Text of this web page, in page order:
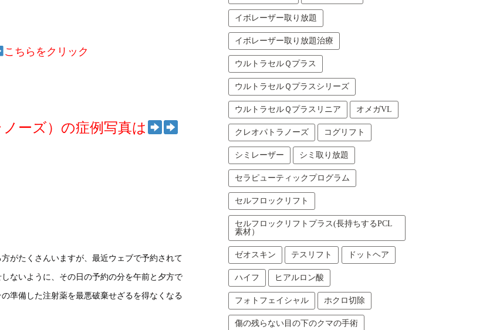
こちらをクリック
ーズ）の症例写真は
がたくさんいますが、最近ウェブで予約されて
ないように、その日の予約の分を午前と夕方で
準備した注射薬を最悪破棄せざるを得なくなる
イボレーザー取り放題
イボレーザー取り放題治療
ウルトラセルＱプラス
ウルトラセルＱプラスシリーズ
ウルトラセルＱプラスリニア オメガVL
クレオパトラノーズ コグリフト
シミレーザー シミ取り放題
セラピューティックプログラム
セルフロックリフト
セルフロックリフトプラス(長持ちするPCL
素材）
ゼオスキン テスリフト ドットヘア
ハイフ ヒアルロン酸
フォトフェイシャル ホクロ切除
傷の残らない目の下のクマの手術